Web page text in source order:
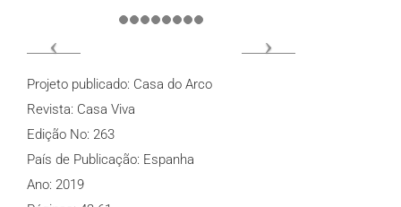
Projeto publicado: Casa do Arco
Revista: Casa Viva
Edição No: 263
País de Publicação: Espanha
Ano: 2019